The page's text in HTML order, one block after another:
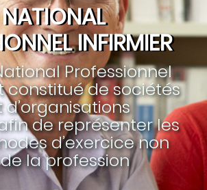
INFIRMIER
Professionnel
constitué de sociétés
de représenter les
d’exercice non
la profession